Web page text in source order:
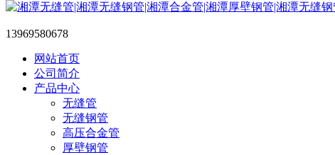
13969580678
网站首页
公司简介
产品中心
无缝管
无缝钢管
高压合金管
厚壁钢管